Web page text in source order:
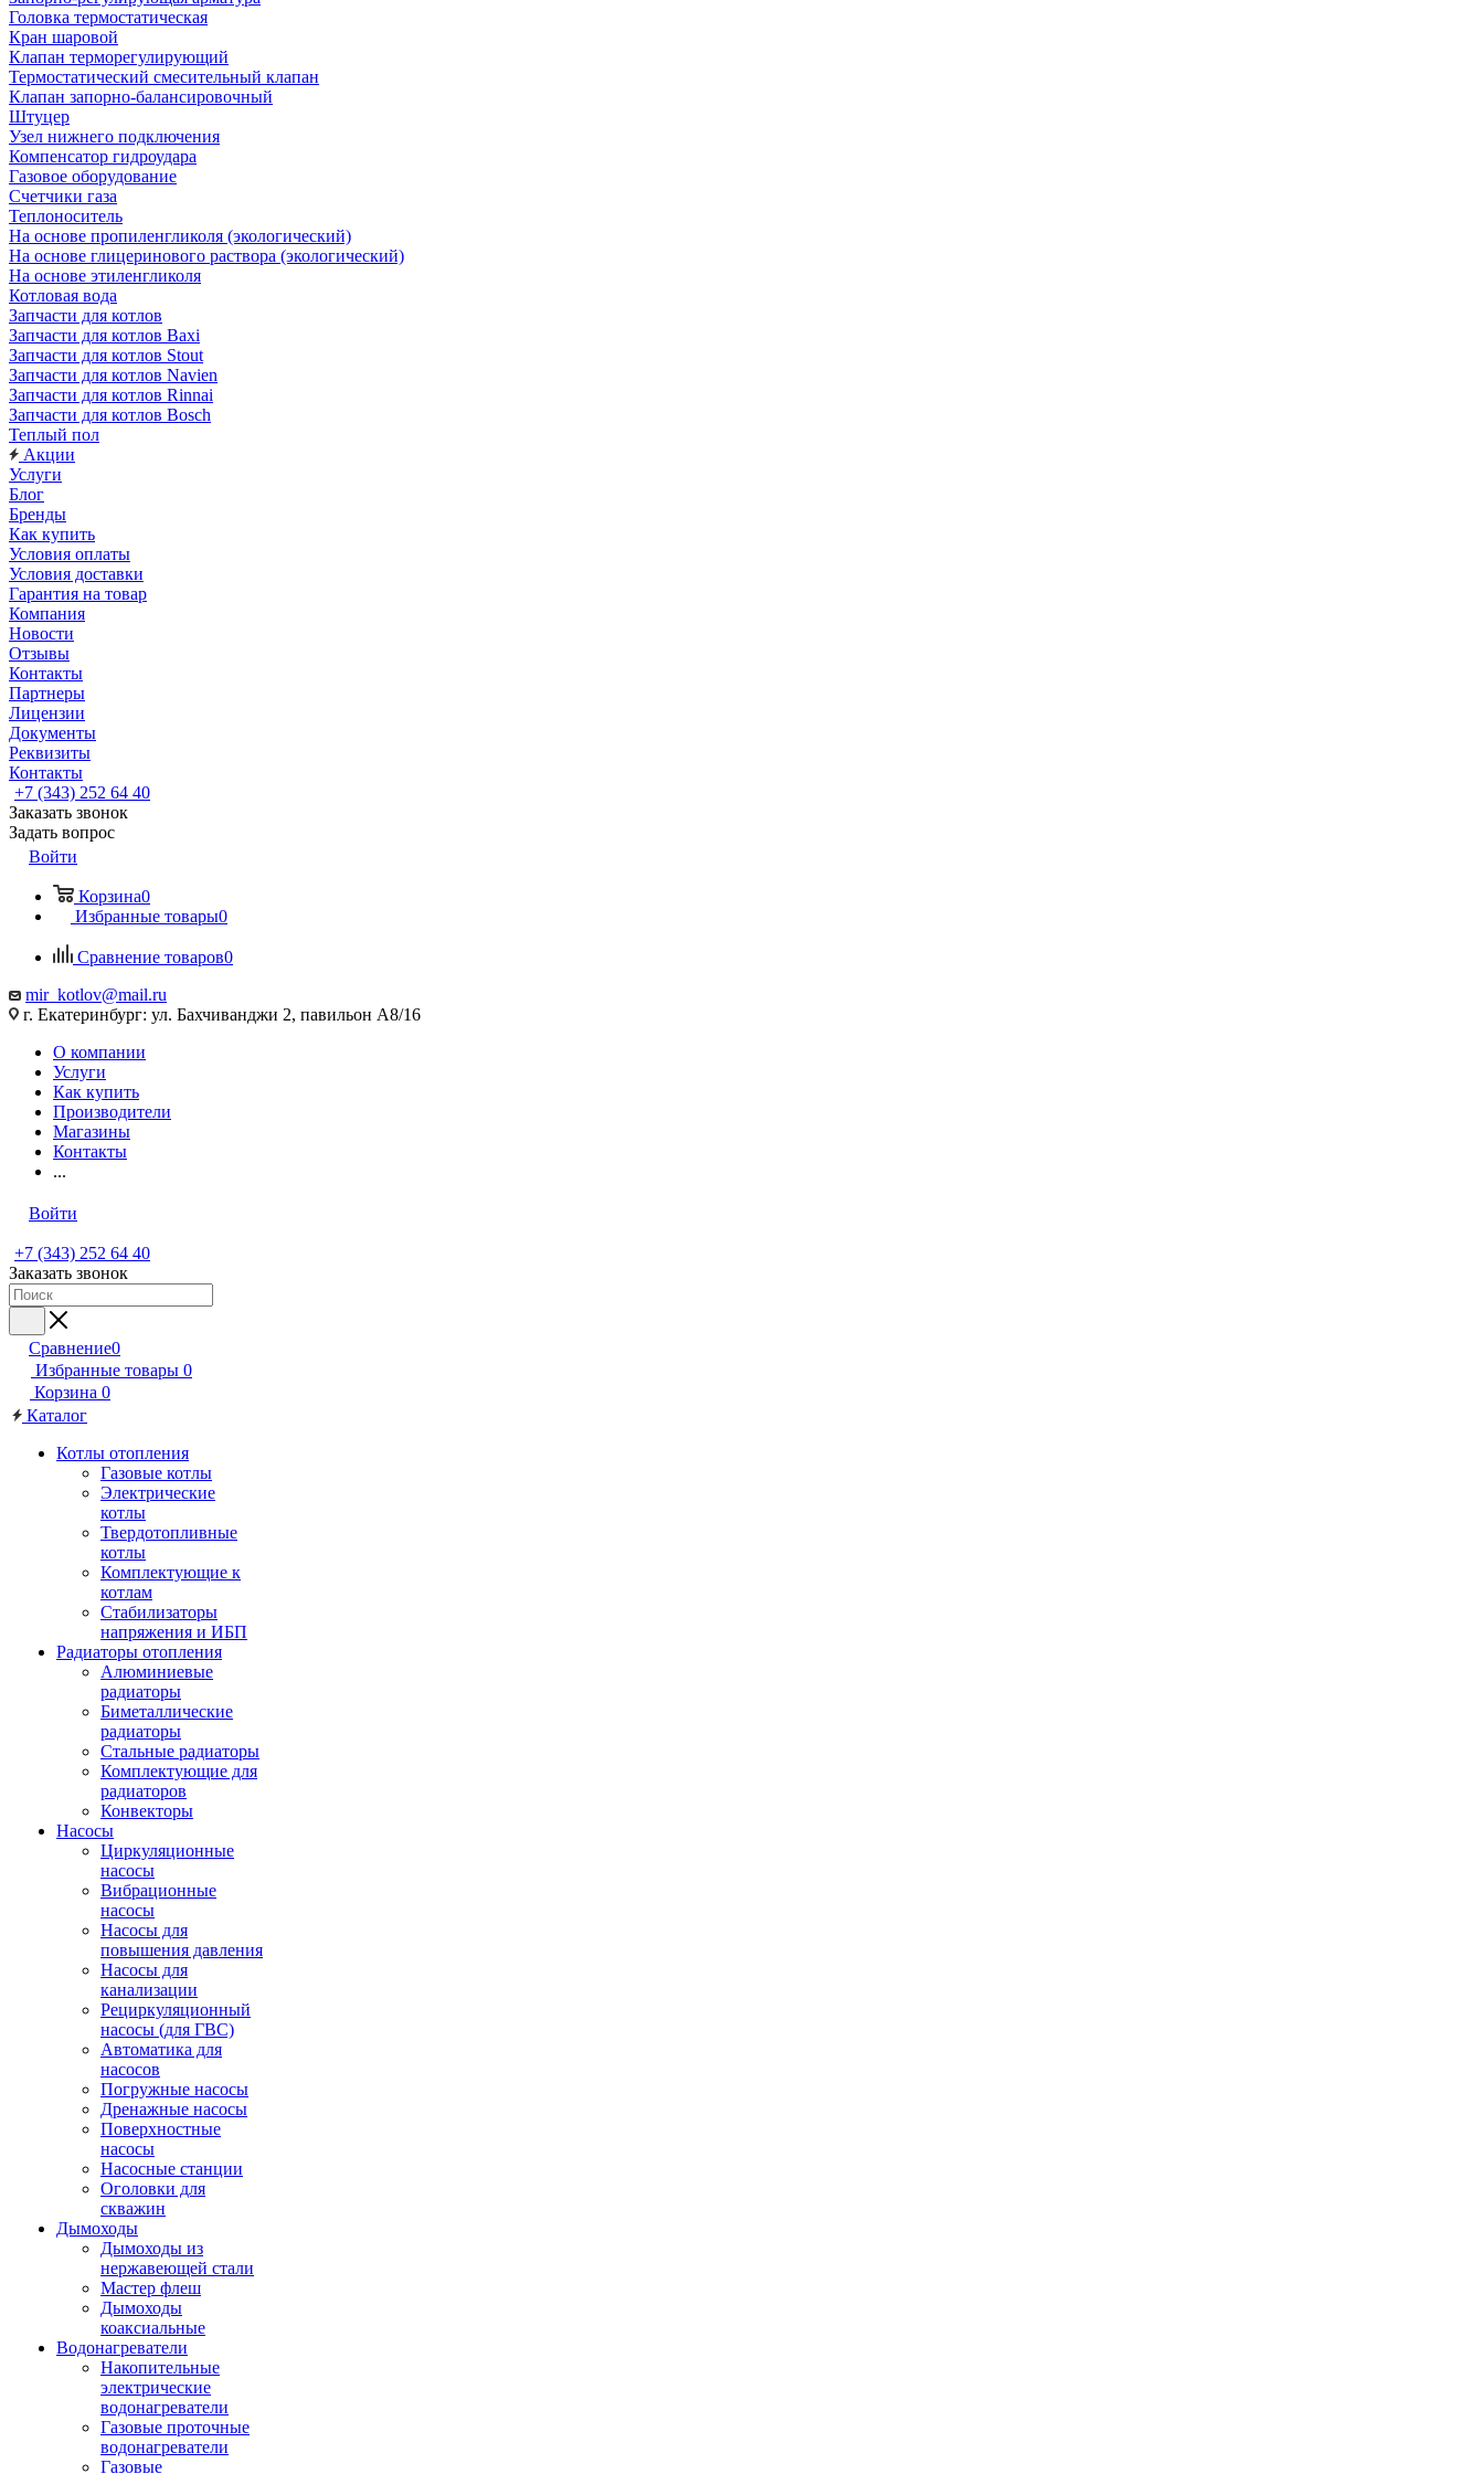
Головка термостатическая
Кран шаровой
Клапан терморегулирующий
Термостатический смесительный клапан
Клапан запорно-балансировочный
Штуцер
Узел нижнего подключения
Компенсатор гидроудара
Газовое оборудование
Счетчики газа
Теплоноситель
На основе пропиленгликоля (экологический)
На основе глицеринового раствора (экологический)
На основе этиленгликоля
Котловая вода
Запчасти для котлов
Запчасти для котлов Baxi
Запчасти для котлов Stout
Запчасти для котлов Navien
Запчасти для котлов Rinnai
Запчасти для котлов Bosch
Теплый пол
Акции
Услуги
Блог
Бренды
Как купить
Условия оплаты
Условия доставки
Гарантия на товар
Компания
Новости
Отзывы
Контакты
Партнеры
Лицензии
Документы
Реквизиты
Контакты
+7 (343) 252 64 40
Заказать звонок
Задать вопрос
Войти
Корзина0
Избранные товары0
Сравнение товаров0
mir_kotlov@mail.ru
г. Екатеринбург: ул. Бахчиванджи 2, павильон А8/16
О компании
Услуги
Как купить
Производители
Магазины
Контакты
...
Войти
+7 (343) 252 64 40
Заказать звонок
Сравнение0
Избранные товары 0
Корзина 0
Каталог
Котлы отопления
Газовые котлы
Электрические
котлы
Твердотопливные
котлы
Комплектующие к
котлам
Стабилизаторы
напряжения и ИБП
Радиаторы отопления
Алюминиевые
радиаторы
Биметаллические
радиаторы
Стальные радиаторы
Комплектующие для
радиаторов
Конвекторы
Насосы
Циркуляционные
насосы
Вибрационные
насосы
Насосы для
повышения давления
Насосы для
канализации
Рециркуляционный
насосы (для ГВС)
Автоматика для
насосов
Погружные насосы
Дренажные насосы
Поверхностные
насосы
Насосные станции
Оголовки для
скважин
Дымоходы
Дымоходы из
нержавеющей стали
Мастер флеш
Дымоходы
коаксиальные
Водонагреватели
Накопительные
электрические
водонагреватели
Газовые проточные
водонагреватели
Газовые